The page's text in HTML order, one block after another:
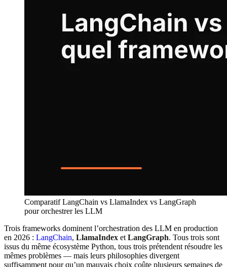
Comparatif LangChain vs LlamaIndex vs LangGraph
pour orchestrer les LLM
Trois frameworks dominent l’orchestration des LLM en production
en 2026 : LangChain, LlamaIndex et LangGraph. Tous trois sont
issus du même écosystème Python, tous trois prétendent résoudre les
mêmes problèmes — mais leurs philosophies divergent
suffisamment pour qu’un mauvais choix coûte plusieurs semaines de